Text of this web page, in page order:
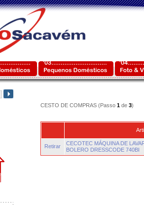
CESTO DE COMPRAS (Passo 1de 3)
Retirar
CECOTEC MÁQUINA DE
BOLERO DRESSCODE 740BI